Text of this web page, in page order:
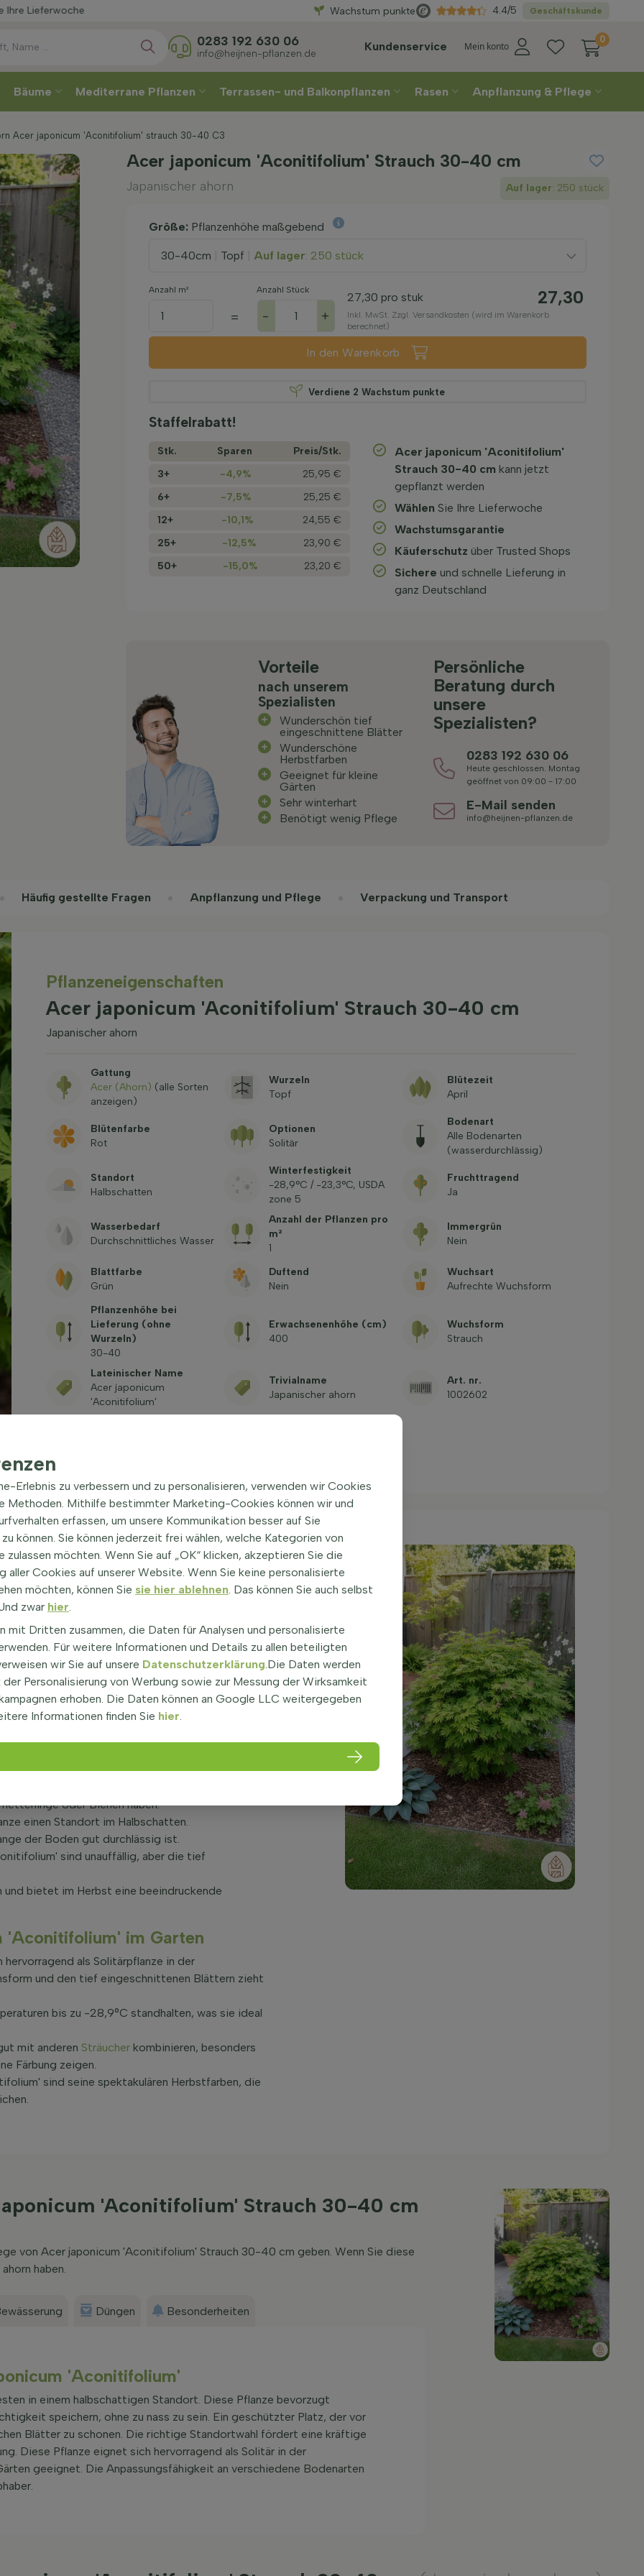
Direktaus der Gärtnerei
Wachstum punkte Geschäftskunde
4.4/5
Kundenservice Mein konto
0
0283 192 630 06
info@heijnen-pflanzen.de
Bäume Mediterrane Pflanzen Terrassen- und Balkonpflanzen Rasen Anpflanzung & Pflege
Acer japonicum 'Aconitifolium' strauch 30-40 C3
Acer japonicum 'Aconitifolium' Strauch 30-40 cm
Japanischer ahorn Auf lager: 250 stück
Größe: Pflanzenhöhe maßgebend
30-40cm Topf Auf lager: 250 stück
Anzahl m²
=
Anzahl Stück
- +
27,30 pro stuk 27,30
Inkl. MwSt. Zzgl. Versandkosten (wird im Warenkorb
berechnet)
In den Warenkorb
Verdiene 2 Wachstum punkte
Staffelrabatt!
Stk. Sparen
Preis/­Stk.
3+
-4,9%
25,95 €
6+
-7,5%
25,25 €
12+
-10,1%
24,55 €
25+
-12,5%
23,90 €
50+
-15,0% 23,20 €
Acer japonicum 'Aconitifolium'
Strauch 30-40 cm kann jetzt
gepflanzt werden
Wählen Sie Ihre Lieferwoche
Wachstums­garantie
Käuferschutz über Trusted Shops
Sichere und schnelle Lieferung in
ganz Deutschland
Vorteile
nach unserem
Spezialisten
Wunderschön tief
eingeschnittene Blätter
Wunderschöne
Herbstfarben
Geeignet für kleine
Gärten
Sehr winterhart
Benötigt wenig Pflege
Persönliche
Beratung durch
unsere
Spezialisten?
0283 192 630 06
Heute geschlossen. Montag
geöffnet von 09:00 - 17:00
E-Mail senden
info@heijnen-pflanzen.de
Häufig gestellte Fragen Anpflanzung und Pflege Verpackung und Transport
Pflanzeneigenschaften
Acer japonicum 'Aconitifolium' Strauch 30-40 cm
Japanischer ahorn
Gattung
Acer (Ahorn) (alle Sorten
anzeigen)
Wurzeln
Topf
Blütezeit
April
Blütenfarbe
Rot
Optionen
Solitär
Bodenart
Alle Bodenarten
(wasserdurchlässig)
Standort
Halbschatten
Winterfestigkeit
-28,9°C / -23,3°C, USDA
zone 5
Fruchttragend
Ja
Wasserbedarf
Durchschnittliches Wasser
Anzahl der Pflanzen pro
m²
1
Immergrün
Nein
Blattfarbe
Grün
Duftend
Nein
Wuchsart
Aufrechte Wuchsform
Pflanzenhöhe bei
Lieferung (ohne
Wurzeln)
30-40
Erwachsenenhöhe (cm)
400
Wuchsform
Strauch
Lateinischer Name
Acer japonicum
'Aconitifolium'
Trivialname
Japanischer ahorn
Art. nr.
1002602
Strauch 30-40 cm|
Ahorn, ist ein beeindruckender Strauch mit
eine Höhe von bis zu 4 Metern und ist etwa 3
sind tief eingeschnitten und grün, was
sich glatt an und sind nicht duftend. Der
im Winter seine Blätter. Diese Pflanze ist
Der Japanische Ahorn ist ideal für kleine Gärten
japonicum 'Aconitifolium'
mit roten Blüten, die jedoch nicht duftend sind
oder Bienen haben.
einen Standort im Halbschatten.
der Boden gut durchlässig ist.
sind unauffällig, aber die tief
und bietet im Herbst eine beeindruckende
'Aconitifolium' im Garten
als Solitärpflanze in der
und den tief eingeschnittenen Blättern zieht
bis zu -28,9°C standhalten, was sie ideal
mit anderen Sträucher kombinieren, besonders
Färbung zeigen.
sind seine spektakulären Herbstfarben, die
'Aconitifolium' Strauch 30-40 cm
von Acer japonicum 'Aconitifolium' Strauch 30-40 cm geben. Wenn Sie diese
haben.
Düngen Besonderheiten
'Aconitifolium'
in einem halbschattigen Standort. Diese Pflanze bevorzugt
speichern, ohne zu nass zu sein. Ein geschützter Platz, der vor
Blätter zu schonen. Die richtige Standortwahl fördert eine kräftige
Diese Pflanze eignet sich hervorragend als Solitär in der
geeignet. Die Anpassungsfähigkeit an verschiedene Bodenarten
Erlebnis zu verbessern und zu personalisieren, verwenden wir Cookies
Methoden. Mithilfe bestimmter Marketing-Cookies können wir und
erfassen, um unsere Kommunikation besser auf Sie
können. Sie können jederzeit frei wählen, welche Kategorien von
zulassen möchten. Wenn Sie auf „OK“ klicken, akzeptieren Sie die
aller Cookies auf unserer Website. Wenn Sie keine personalisierte
möchten, können Sie sie hier ablehnen. Das können Sie auch selbst
zwar hier.
mit Dritten zusammen, die Daten für Analysen und personalisierte
Für weitere Informationen und Details zu allen beteiligten
wir Sie auf unsere Datenschutzerklärung.Die Daten werden
der Personalisierung von Werbung sowie zur Messung der Wirksamkeit
erhoben. Die Daten können an Google LLC weitergegeben
Informationen finden Sie hier.